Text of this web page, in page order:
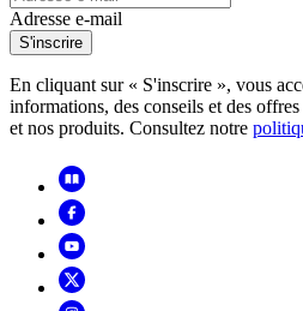
Adresse e-mail
S'inscrire
En cliquant sur « S'inscrire », vous
informations, des conseils et des
et nos produits. Consultez notre